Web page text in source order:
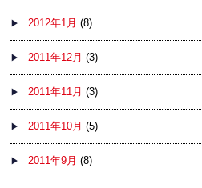
2012年1月 (8)
2011年12月 (3)
2011年11月 (3)
2011年10月 (5)
2011年9月 (8)